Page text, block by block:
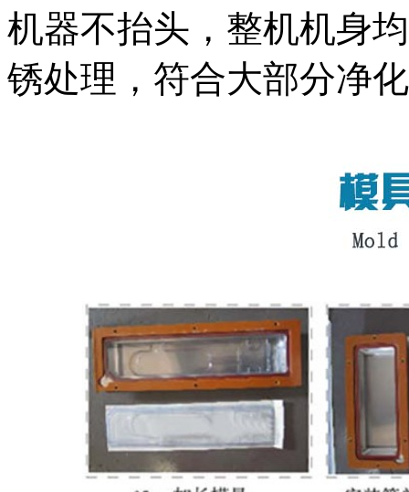
机器不抬头，整机机身
锈处理，符合大部分净